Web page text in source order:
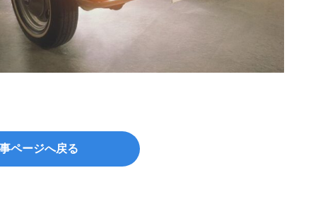
ページへ戻る